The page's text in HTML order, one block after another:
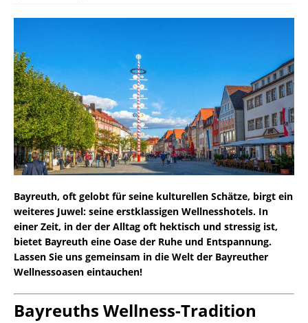
Bayreuth, oft gelobt für seine kulturellen Schätze, birgt ein
weiteres Juwel: seine erstklassigen Wellnesshotels. In
einer Zeit, in der der Alltag oft hektisch und stressig ist,
bietet Bayreuth eine Oase der Ruhe und Entspannung.
Lassen Sie uns gemeinsam in die Welt der Bayreuther
Wellnessoasen eintauchen!
Bayreuths Wellness-Tradition